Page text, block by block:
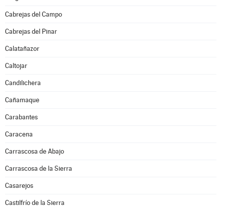
Cabrejas del Campo
Cabrejas del Pinar
Calatañazor
Caltojar
Candilichera
Cañamaque
Carabantes
Caracena
Carrascosa de Abajo
Carrascosa de la Sierra
Casarejos
Castilfrío de la Sierra